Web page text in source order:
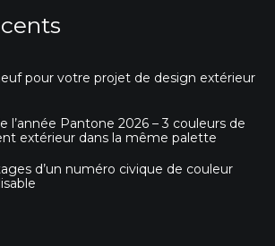
pour votre projet de design extérieur
l’année Pantone 2026 – 3 couleurs de
extérieur dans la même palette
d’un numéro civique de couleur